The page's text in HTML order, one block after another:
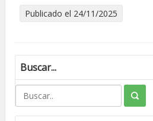
Publicado el 24/11/2025
Buscar...